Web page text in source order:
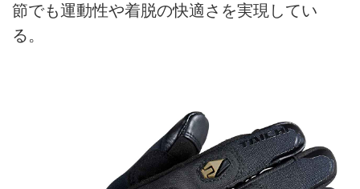
節でも運動性や着脱の快適さを実現してい
る。